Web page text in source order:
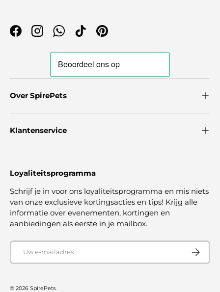
FacebookInstagramWhatsApp
TikTokPinterest
Over SpirePets
Klantenservice
Loyaliteitsprogramma
Schrijf je in voor ons loyaliteitsprogramma en mis niets
van onze exclusieve kortingsacties en tips! Krijg alle
informatie over evenementen, kortingen en
aanbiedingen als eerste in je mailbox.
E-mailadres
© 2026 SpirePets